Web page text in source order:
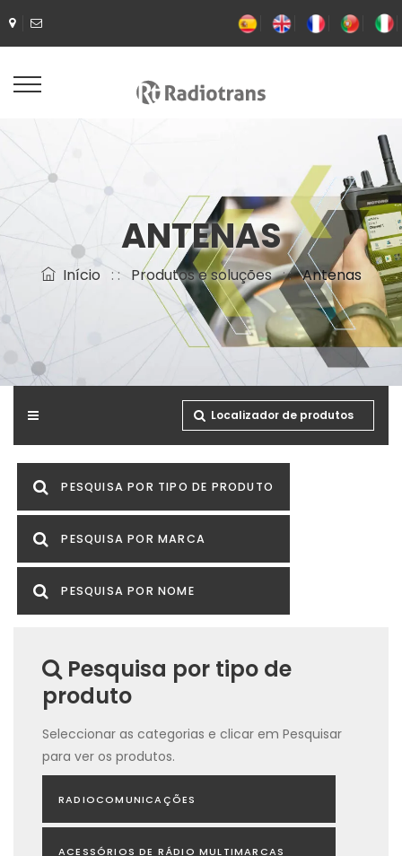
ANTENAS
Início : : Produtos e soluções: :Antenas
Localizador de produtos
PESQUISA POR TIPO DE PRODUTO
PESQUISA POR MARCA
PESQUISA POR NOME
Pesquisa por tipo de
produto
Seleccionar as categorias e clicar em Pesquisar
para ver os produtos.
RADIOCOMUNICAÇÕES
ACESSÓRIOS DE RÁDIO MULTIMARCAS